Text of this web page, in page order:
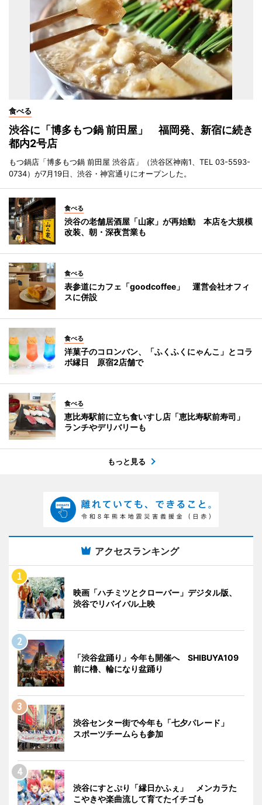
食べる
渋谷に「博多もつ鍋 前田屋」 福岡発、新宿に続き
都内2号店
もつ鍋店「博多もつ鍋 前田屋 渋谷店」（渋谷区神南1、TEL 03-5593-
0734）が7月19日、渋谷・神宮通りにオープンした。
食べる
渋谷の老舗居酒屋「山家」が再始動 本店を大規模
改装、朝・深夜営業も
食べる
表参道にカフェ「goodcoffee」 運営会社オフィ
スに併設
食べる
洋菓子のコロンバン、「ふくふくにゃんこ」とコラ
ボ縁日 原宿2店舗で
食べる
恵比寿駅前に立ち食いすし店「恵比寿駅前寿司」
ランチやデリバリーも
もっと見る
アクセスランキング
映画「ハチミツとクローバー」デジタル版、
渋谷でリバイバル上映
「渋谷盆踊り」今年も開催へ SHIBUYA109
前に櫓、輪になり盆踊り
渋谷センター街で今年も「七夕パレード」
スポーツチームらも参加
渋谷にすとぷり「縁日かふぇ」 メンカラた
こやきや楽曲流して育てたイチゴも